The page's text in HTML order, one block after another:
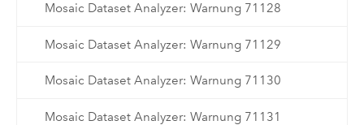
Mosaic Dataset Analyzer: Warnung 71128
Mosaic Dataset Analyzer: Warnung 71129
Mosaic Dataset Analyzer: Warnung 71130
Mosaic Dataset Analyzer: Warnung 71131